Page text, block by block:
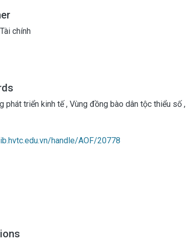
chính
phát triển kinh tế, Vùng đồng bào dân tộc thiểu số ,
handle/AOF/20778